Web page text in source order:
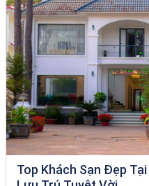
Top Khách Sạn Đẹp